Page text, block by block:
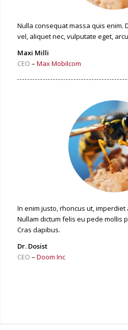
Nulla consequat massa quis enim.
vel, aliquet nec, vulputate eget,
Maxi Milli
CEO – Max Mobilcom
In enim justo, rhoncus ut,
Nullam dictum felis eu pede mollis
Cras dapibus.
Dr. Dosist
CEO – Doom Inc